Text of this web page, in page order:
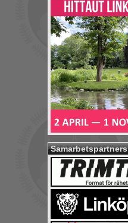
Samarbetspartners